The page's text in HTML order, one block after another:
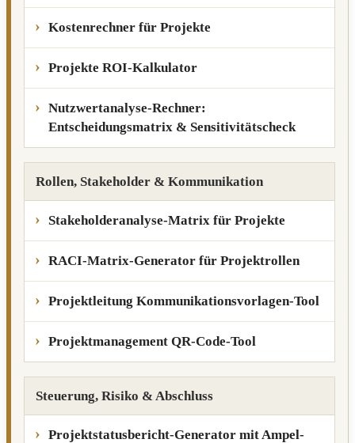
Kostenrechner für Projekte
Projekte ROI-Kalkulator
Nutzwertanalyse-Rechner:
Entscheidungsmatrix & Sensitivitätscheck
Rollen, Stakeholder & Kommunikation
Stakeholderanalyse-Matrix für Projekte
RACI-Matrix-Generator für Projektrollen
Projektleitung Kommunikationsvorlagen-Tool
Projektmanagement QR-Code-Tool
Steuerung, Risiko & Abschluss
Projektstatusbericht-Generator mit Ampel-